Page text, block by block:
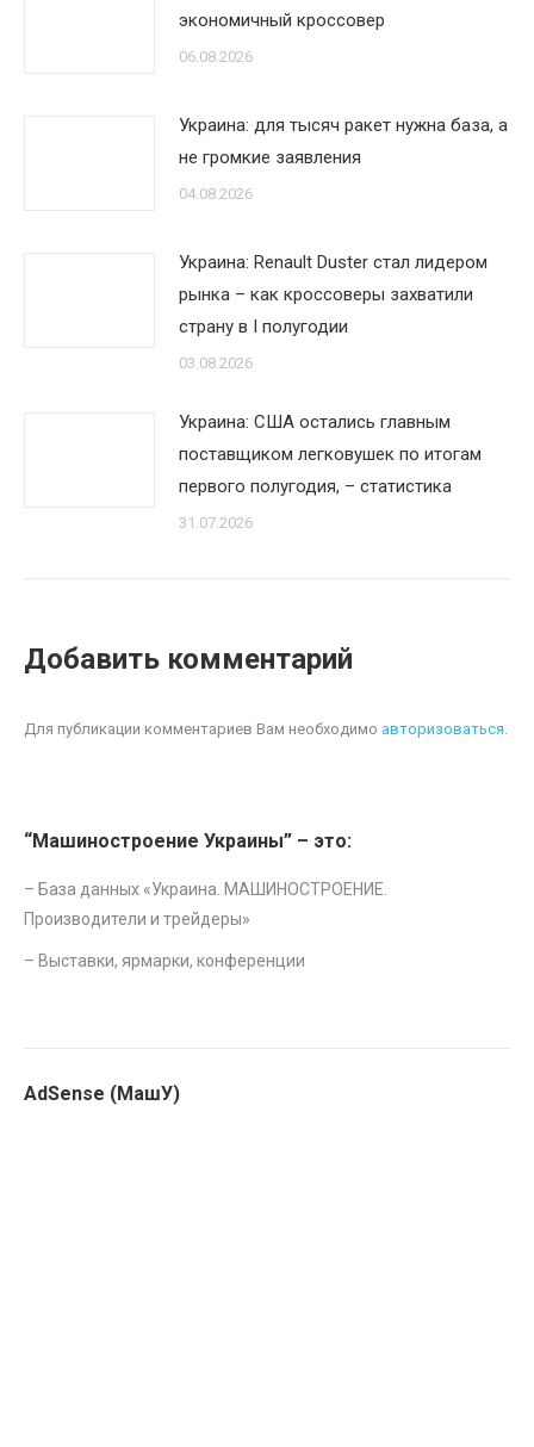
экономичный кроссовер
06.08.2026
Украина: для тысяч ракет нужна база, а
не громкие заявления
04.08.2026
Украина: Renault Duster стал лидером
рынка – как кроссоверы захватили
страну в I полугодии
03.08.2026
Украина: США остались главным
поставщиком легковушек по итогам
первого полугодия, – статистика
31.07.2026
Добавить комментарий
Для публикации комментариев Вам необходимо авторизоваться.
“Машиностроение Украины” – это:
– База данных «Украина. МАШИНОСТРОЕНИЕ.
Производители и трейдеры»
– Выставки, ярмарки, конференции
AdSense (МашУ)